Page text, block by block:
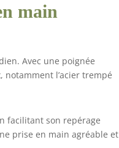
main
Avec une poignée
l’acier trempé
facilitant son repérage
prise en main agréable et